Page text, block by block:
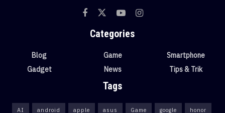
Categories
Blog
Gadget
Game
News
Smartphone
Tips & Trik
Tags
AI android apple asus Game google honor